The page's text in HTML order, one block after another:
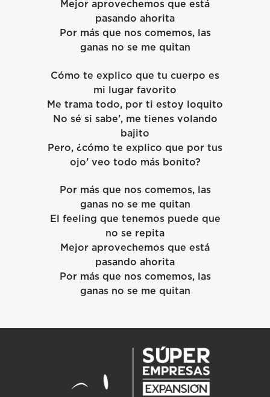
Mejor aprovechemos que está
pasando ahorita
Por más que nos comemos, las
ganas no se me quitan
Cómo te explico que tu cuerpo es
mi lugar favorito
Me trama todo, por ti estoy loquito
No sé si sabe’, me tienes volando
bajito
Pero, ¿cómo te explico que por tus
ojo’ veo todo más bonito?
Por más que nos comemos, las
ganas no se me quitan
El feeling que tenemos puede que
no se repita
Mejor aprovechemos que está
pasando ahorita
Por más que nos comemos, las
ganas no se me quitan